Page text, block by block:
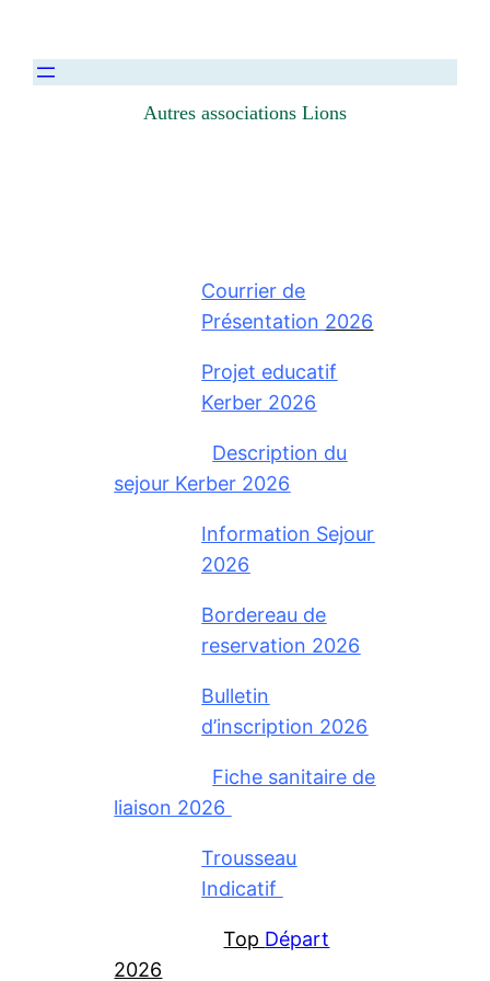
Autres associations Lions
Courrier de
Présentation 2026
Projet educatif
Kerber 2026
Description du
sejour Kerber 2026
Information Sejour
2026
Bordereau de
reservation 2026
Bulletin
d’inscription 2026
Fiche sanitaire de
liaison 2026
Trousseau
Indicatif
Top Départ
2026